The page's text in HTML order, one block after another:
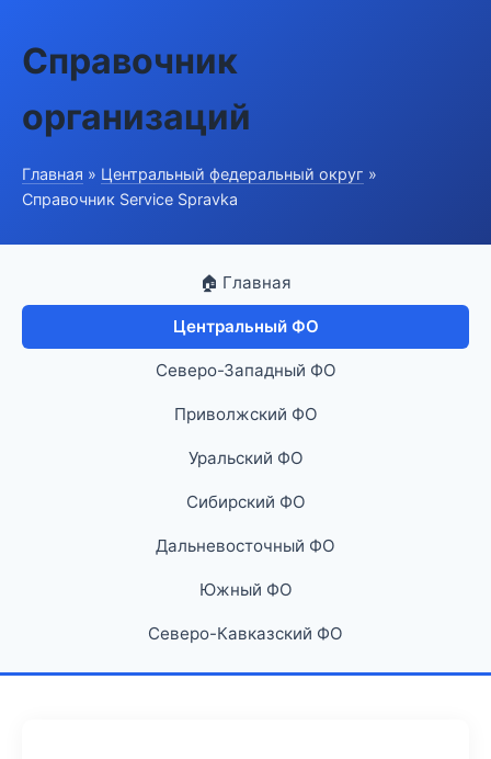
Справочник
организаций
Главная » Центральный федеральный округ »
Справочник Service Spravka
🏠 Главная
Центральный ФО
Северо-Западный ФО
Приволжский ФО
Уральский ФО
Сибирский ФО
Дальневосточный ФО
Южный ФО
Северо-Кавказский ФО